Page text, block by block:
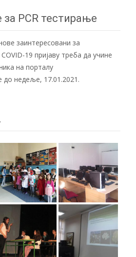
PCR тестирање
заинтересовани за
19 пријаву треба да учине
на порталу
до недеље, 17.01.2021.